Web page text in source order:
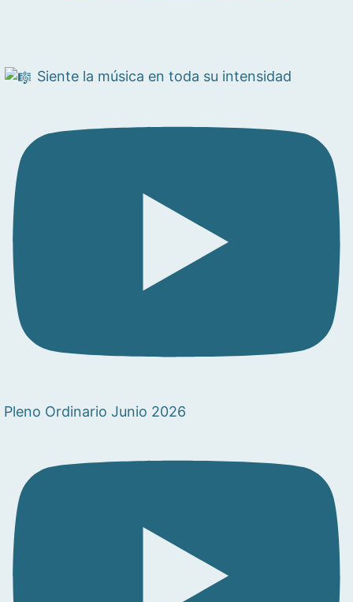
Siente la música en toda su intensidad
Pleno Ordinario Junio 2026